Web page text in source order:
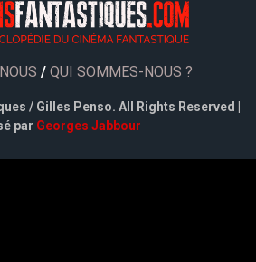
/ QUI SOMMES-NOUS ?
/ Gilles Penso. All Rights Reserved |
par Georges Jabbour